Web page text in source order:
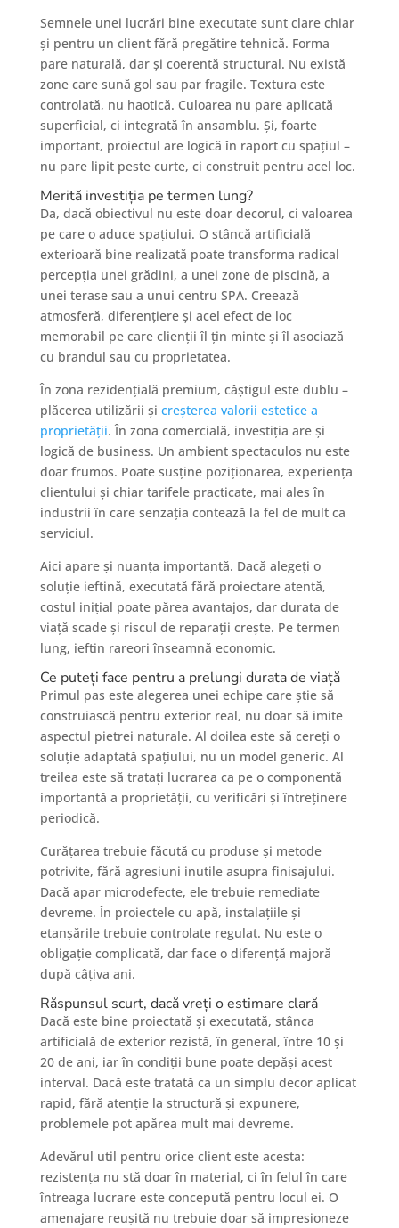
Semnele unei lucrări bine executate sunt clare chiar
și pentru un client fără pregătire tehnică. Forma
pare naturală, dar și coerentă structural. Nu există
zone care sună gol sau par fragile. Textura este
controlată, nu haotică. Culoarea nu pare aplicată
superficial, ci integrată în ansamblu. Și, foarte
important, proiectul are logică în raport cu spațiul –
nu pare lipit peste curte, ci construit pentru acel loc.
Merită investiția pe termen lung?
Da, dacă obiectivul nu este doar decorul, ci valoarea
pe care o aduce spațiului. O stâncă artificială
exterioară bine realizată poate transforma radical
percepția unei grădini, a unei zone de piscină, a
unei terase sau a unui centru SPA. Creează
atmosferă, diferențiere și acel efect de loc
memorabil pe care clienții îl țin minte și îl asociază
cu brandul sau cu proprietatea.
În zona rezidențială premium, câștigul este dublu –
plăcerea utilizării și creșterea valorii estetice a
proprietății. În zona comercială, investiția are și
logică de business. Un ambient spectaculos nu este
doar frumos. Poate susține poziționarea, experiența
clientului și chiar tarifele practicate, mai ales în
industrii în care senzația contează la fel de mult ca
serviciul.
Aici apare și nuanța importantă. Dacă alegeți o
soluție ieftină, executată fără proiectare atentă,
costul inițial poate părea avantajos, dar durata de
viață scade și riscul de reparații crește. Pe termen
lung, ieftin rareori înseamnă economic.
Ce puteți face pentru a prelungi durata de viață
Primul pas este alegerea unei echipe care știe să
construiască pentru exterior real, nu doar să imite
aspectul pietrei naturale. Al doilea este să cereți o
soluție adaptată spațiului, nu un model generic. Al
treilea este să tratați lucrarea ca pe o componentă
importantă a proprietății, cu verificări și întreținere
periodică.
Curățarea trebuie făcută cu produse și metode
potrivite, fără agresiuni inutile asupra finisajului.
Dacă apar microdefecte, ele trebuie remediate
devreme. În proiectele cu apă, instalațiile și
etanșările trebuie controlate regulat. Nu este o
obligație complicată, dar face o diferență majoră
după câțiva ani.
Răspunsul scurt, dacă vreți o estimare clară
Dacă este bine proiectată și executată, stânca
artificială de exterior rezistă, în general, între 10 și
20 de ani, iar în condiții bune poate depăși acest
interval. Dacă este tratată ca un simplu decor aplicat
rapid, fără atenție la structură și expunere,
problemele pot apărea mult mai devreme.
Adevărul util pentru orice client este acesta:
rezistența nu stă doar în material, ci în felul în care
întreaga lucrare este concepută pentru locul ei. O
amenajare reușită nu trebuie doar să impresioneze